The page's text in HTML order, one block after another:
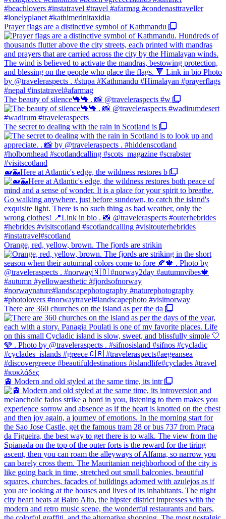
Prayer flags are a distinctive symbol of Kathmandu
The beauty of silence🐪🐪 . 📸 @traveleraspects #w
The secret to dealing with the rain in Scotland is
🐋🐳Here at Atlantic's edge, the wildness restores b
Orange, red, yellow, brown. The fjords are strikin
There are 360 churches on the island as per the da
🚊 Modern and old styled at the same time, its intr